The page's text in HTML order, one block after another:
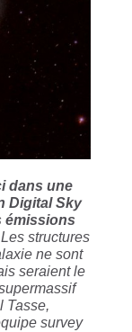
dans une
Digital Sky
émissions
Les structures
ne sont
seraient le
Tasse,
survey